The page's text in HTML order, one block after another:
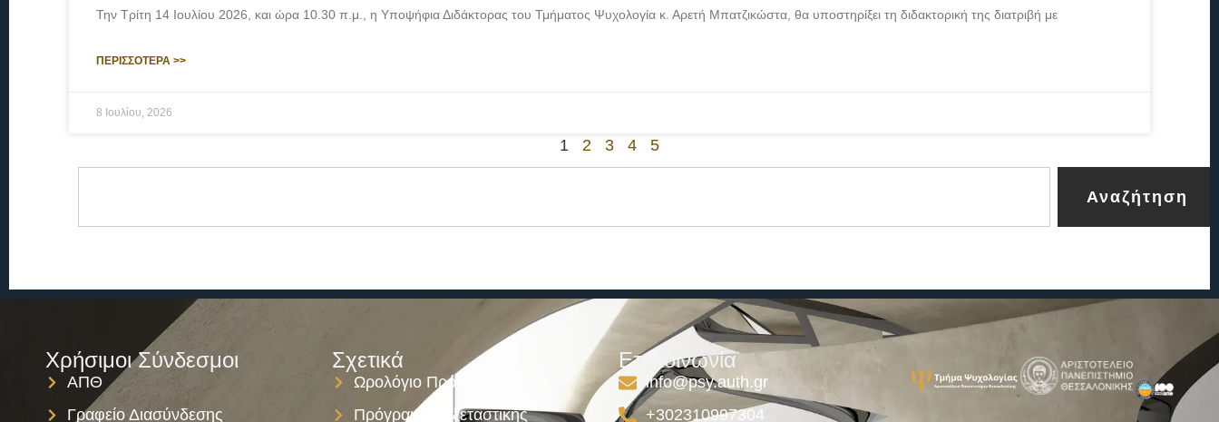
Την Τρίτη 14 Ιουλίου 2026, και ώρα 10.30 π.μ., η Υποψήφια Διδάκτορας του Τμήματος Ψυχολογία κ. Αρετή Μπατζικώστα, θα υποστηρίξει τη διδακτορική της διατριβή με
ΠΕΡΙΣΣΟΤΕΡΑ >>
8 Ιουλίου, 2026
1 2 3 4 5
Αναζήτηση
Χρήσιμοι Σύνδεσμοι
ΑΠΘ
Γραφείο Διασύνδεσης
Σχετικά
Ωρολόγιο Πρόγραμμα
Πρόγραμμα Εξεταστικής
Επικοινωνία
info@psy.auth.gr
+302310997304